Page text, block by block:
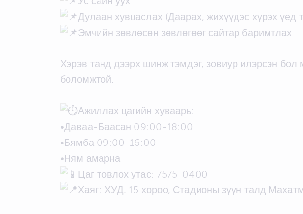
Дулаан хувцаслах (Даарах, жихүүдэс хүрэх үед
Эмчийн зөвлөсөн зөвлөгөөг сайтар баримтлах
Хэрэв танд дээрх шинж тэмдэг, зовиур илэрсэн бол
боломжтой.
Ажиллах цагийн хуваарь:
•Даваа-Баасан 09:00-18:00
•Бямба 09:00-16:00
•Ням амарна
Цаг товлох утас: 7575-0400
Хаяг: ХУД. 15 хороо, Стадионы зүүн талд